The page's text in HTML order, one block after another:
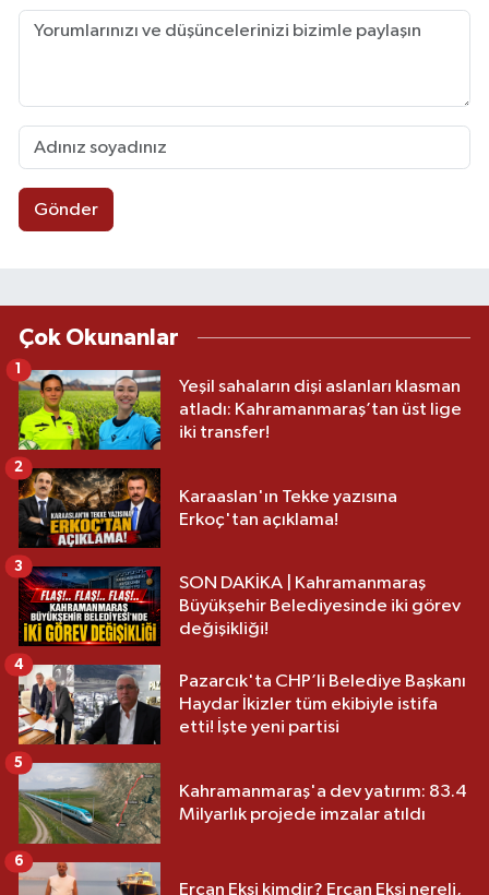
Gönder
Çok Okunanlar
Yeşil sahaların dişi aslanları klasman
atladı: Kahramanmaraş’tan üst lige
iki transfer!
1
Karaaslan'ın Tekke yazısına
Erkoç'tan açıklama!
2
SON DAKİKA | Kahramanmaraş
Büyükşehir Belediyesinde iki görev
değişikliği!
3
Pazarcık'ta CHP’li Belediye Başkanı
Haydar İkizler tüm ekibiyle istifa
etti! İşte yeni partisi
4
Kahramanmaraş'a dev yatırım: 83.4
Milyarlık projede imzalar atıldı
5
Ercan Ekşi kimdir? Ercan Ekşi nereli,
6